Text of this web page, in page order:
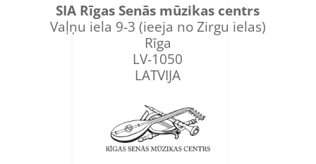
SIA Rīgas Senās mūzikas centrs
Vaļņu iela 9-3 (ieeja no Zirgu ielas)
Rīga
LV-1050
LATVIJA